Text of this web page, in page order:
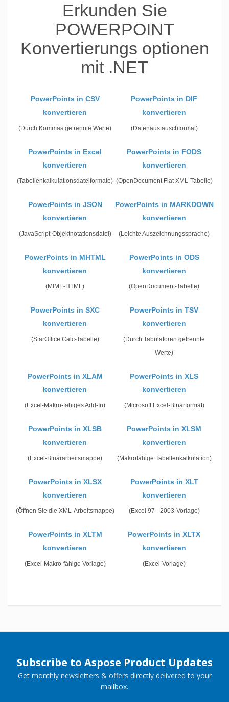
Erkunden Sie
POWERPOINT
Konvertierungs optionen
mit .NET
PowerPoints in CSV
konvertieren
(Durch Kommas getrennte Werte)
PowerPoints in DIF
konvertieren
(Datenaustauschformat)
PowerPoints in Excel
konvertieren
(Tabellenkalkulationsdateiformate)
PowerPoints in FODS
konvertieren
(OpenDocument Flat XML-Tabelle)
PowerPoints in JSON
konvertieren
(JavaScript-Objektnotationsdatei)
PowerPoints in MARKDOWN
konvertieren
(Leichte Auszeichnungssprache)
PowerPoints in MHTML
konvertieren
(MIME-HTML)
PowerPoints in ODS
konvertieren
(OpenDocument-Tabelle)
PowerPoints in SXC
konvertieren
(StarOffice Calc-Tabelle)
PowerPoints in TSV
konvertieren
(Durch Tabulatoren getrennte
Werte)
PowerPoints in XLAM
konvertieren
(Excel-Makro-fähiges Add-In)
PowerPoints in XLS
konvertieren
(Microsoft Excel-Binärformat)
PowerPoints in XLSB
konvertieren
(Excel-Binärarbeitsmappe)
PowerPoints in XLSM
konvertieren
(Makrofähige Tabellenkalkulation)
PowerPoints in XLSX
konvertieren
(Öffnen Sie die XML-Arbeitsmappe)
PowerPoints in XLT
konvertieren
(Excel 97 - 2003-Vorlage)
PowerPoints in XLTM
konvertieren
(Excel-Makro-fähige Vorlage)
PowerPoints in XLTX
konvertieren
(Excel-Vorlage)
Subscribe to Aspose Product Updates
Get monthly newsletters & offers directly delivered to your
mailbox.